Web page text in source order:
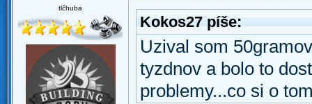
tlčhuba
Kokos27 píše:
Uzival som
tyzdnov a bolo to
problemy...co si o